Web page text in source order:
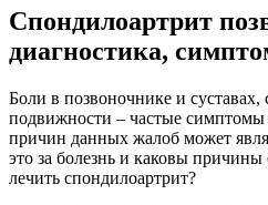
Спондилоартрит
диагностика,
Боли в позвоночнике и суставах,
подвижности – частые
причин данных жалоб может
это за болезнь и каковы
лечить спондилоартрит?